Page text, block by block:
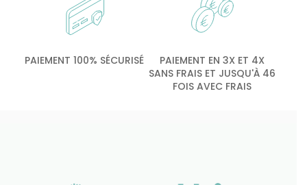
PAIEMENT 100% SÉCURISÉ
PAIEMENT EN 3X ET 4X
SANS FRAIS ET JUSQU'À 46
FOIS AVEC FRAIS